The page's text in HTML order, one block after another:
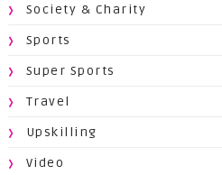
Society & Charity
Sports
Super Sports
Travel
Upskilling
Video